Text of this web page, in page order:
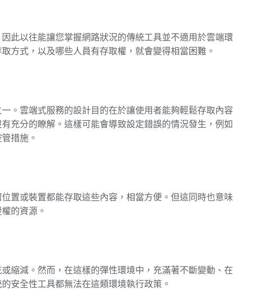
此以往能讓您掌握網路狀況的傳統工具並不適用於雲端環
方式，以及哪些人員有存取權，就會變得相當困難。
。雲端式服務的設計目的在於讓使用者能夠輕鬆存取內容
充分的瞭解。這樣可能會導致設定錯誤的情況發生，例如
措施。
置或裝置都能存取這些內容，相當方便。但這同時也意味
的資源。
縮減。然而，在這樣的彈性環境中，充滿著不斷變動、在
安全性工具都無法在這類環境執行政策。